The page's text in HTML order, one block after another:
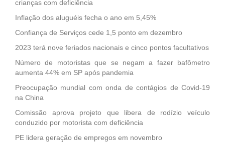
crianças com deficiência
Inflação dos aluguéis fecha o ano em 5,45%
Confiança de Serviços cede 1,5 ponto em dezembro
2023 terá nove feriados nacionais e cinco pontos facultativos
Número de motoristas que se negam a fazer bafômetro
aumenta 44% em SP após pandemia
Preocupação mundial com onda de contágios de Covid-19
na China
Comissão aprova projeto que libera de rodízio veículo
conduzido por motorista com deficiência
PE lidera geração de empregos em novembro